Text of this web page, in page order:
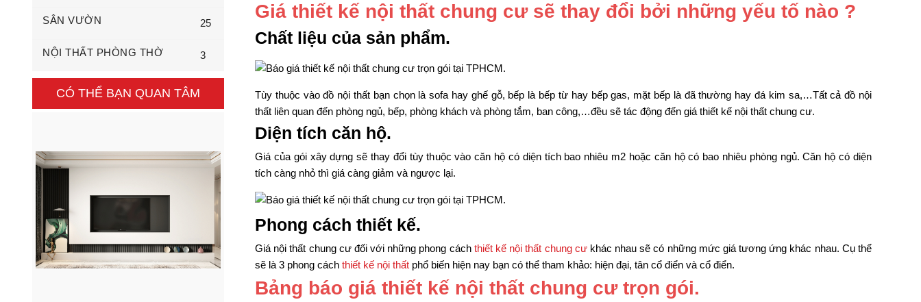
SÂN VƯỜN 25
NỘI THẤT PHÒNG THỜ 3
CÓ THỂ BẠN QUAN TÂM
Giá thiết kế nội thất chung cư sẽ thay đổi bởi những yếu tố nào ?
Chất liệu của sản phẩm.
Tùy thuộc vào đồ nội thất bạn chọn là sofa hay ghế gỗ, bếp là bếp từ hay bếp gas, mặt bếp là đã thường hay đá kim sa,…Tất cả đồ nội
thất liên quan đến phòng ngủ, bếp, phòng khách và phòng tắm, ban công,…đều sẽ tác động đến giá thiết kế nội thất chung cư.
Diện tích căn hộ.
Giá của gói xây dựng sẽ thay đổi tùy thuộc vào căn hộ có diện tích bao nhiêu m2 hoặc căn hộ có bao nhiêu phòng ngủ. Căn hộ có diện
tích càng nhỏ thì giá càng giảm và ngược lại.
Phong cách thiết kế.
Giá nội thất chung cư đối với những phong cách thiết kế nội thất chung cưkhác nhau sẽ có những mức giá tương ứng khác nhau. Cụ thể
sẽ là 3 phong cách thiết kế nội thất phổ biến hiện nay bạn có thể tham khảo: hiện đại, tân cổ điển và cổ điển.
Bảng báo giá thiết kế nội thất chung cư trọn gói.